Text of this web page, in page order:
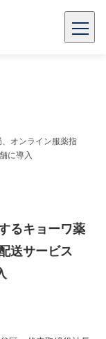
オンライン服薬指
に導入
るキョーワ薬
送サービス